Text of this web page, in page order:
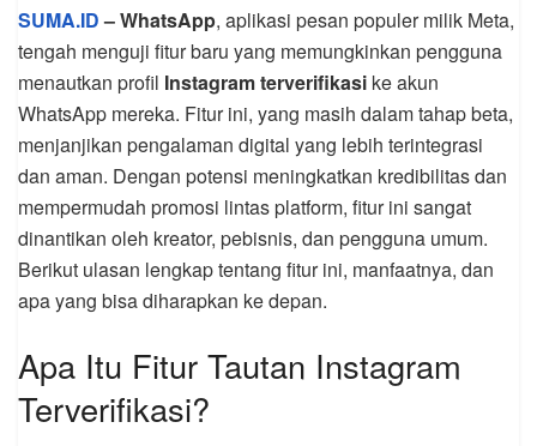
SUMA.ID– WhatsApp, aplikasi pesan populer milik Meta,
tengah menguji fitur baru yang memungkinkan pengguna
menautkan profil Instagram terverifikasi ke akun
WhatsApp mereka. Fitur ini, yang masih dalam tahap beta,
menjanjikan pengalaman digital yang lebih terintegrasi
dan aman. Dengan potensi meningkatkan kredibilitas dan
mempermudah promosi lintas platform, fitur ini sangat
dinantikan oleh kreator, pebisnis, dan pengguna umum.
Berikut ulasan lengkap tentang fitur ini, manfaatnya, dan
apa yang bisa diharapkan ke depan.
Apa Itu Fitur Tautan Instagram
Terverifikasi?